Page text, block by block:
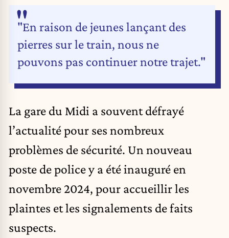
"En raison de jeunes lançant des
pierres sur le train, nous ne
pouvons pas continuer notre trajet."
La gare du Midi a souvent défrayé
l’actualité pour ses nombreux
problèmes de sécurité. Un nouveau
poste de police y a été inauguré en
novembre 2024, pour accueillir les
plaintes et les signalements de faits
suspects.